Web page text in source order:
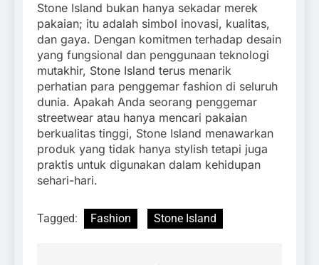
Stone Island bukan hanya sekadar merek
pakaian; itu adalah simbol inovasi, kualitas,
dan gaya. Dengan komitmen terhadap desain
yang fungsional dan penggunaan teknologi
mutakhir, Stone Island terus menarik
perhatian para penggemar fashion di seluruh
dunia. Apakah Anda seorang penggemar
streetwear atau hanya mencari pakaian
berkualitas tinggi, Stone Island menawarkan
produk yang tidak hanya stylish tetapi juga
praktis untuk digunakan dalam kehidupan
sehari-hari.
Tagged: Fashion Stone Island